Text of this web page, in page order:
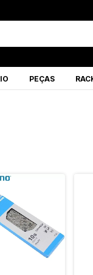
PEÇAS